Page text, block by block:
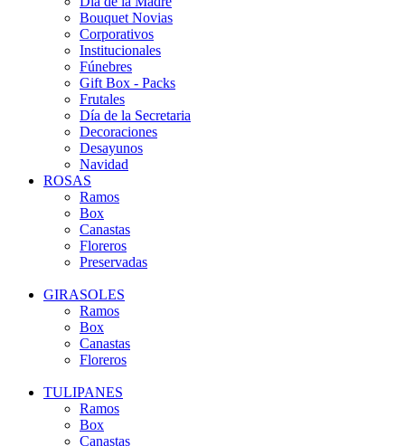
Bouquet Novias
Corporativos
Institucionales
Fúnebres
Gift Box - Packs
Frutales
Día de la Secretaria
Decoraciones
Desayunos
Navidad
ROSAS
Ramos
Box
Canastas
Floreros
Preservadas
GIRASOLES
Ramos
Box
Canastas
Floreros
TULIPANES
Ramos
Box
Canastas